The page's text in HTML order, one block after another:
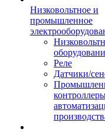
Низковольтное и
промышленное
Реле
Датчики/